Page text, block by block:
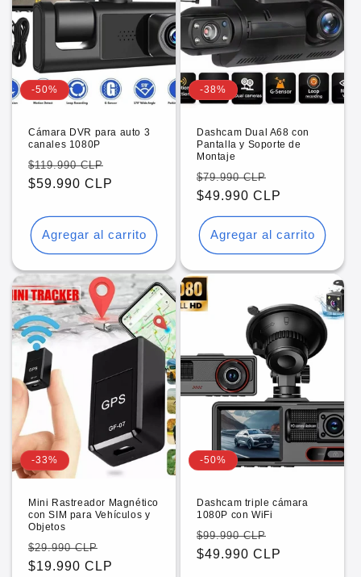
ó
n
:
-50%
Cámara DVR para auto 3
canales 1080P
Precio
habitual
$119.990 CLP
$59.990 CLP
Agregar al carrito
-38%
Dashcam Dual A68 con
Pantalla y Soporte de
Montaje
Precio
habitual
$79.990 CLP
de
oferta
$49.990 CLP
Agregar al carrito
-33%
Mini Rastreador Magnético
con SIM para Vehículos y
Objetos
Precio
habitual
$29.990 CLP
de
$19.990 CLP
-50%
Dashcam triple cámara
1080P con WiFi
Precio
habitual
$99.990 CLP
de
$49.990 CLP